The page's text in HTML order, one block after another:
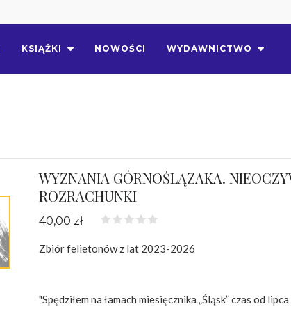
KSIĄŻKI NOWOŚCI WYDAWNICTWO
WYZNANIA GÓRNOŚLĄZAKA.
ROZRACHUNKI
40,00 zł
Zbiór felietonów z lat 2023-2026
"Spędziłem na łamach miesięcznika „Śląsk” czas od